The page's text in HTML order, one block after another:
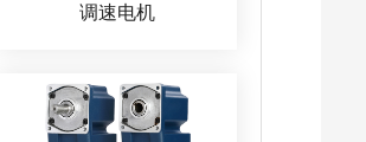
调速电机